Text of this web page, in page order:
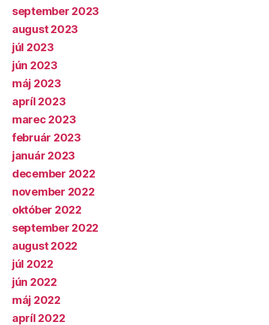
september 2023
august 2023
júl 2023
jún 2023
máj 2023
apríl 2023
marec 2023
február 2023
január 2023
december 2022
november 2022
október 2022
september 2022
august 2022
júl 2022
jún 2022
máj 2022
apríl 2022